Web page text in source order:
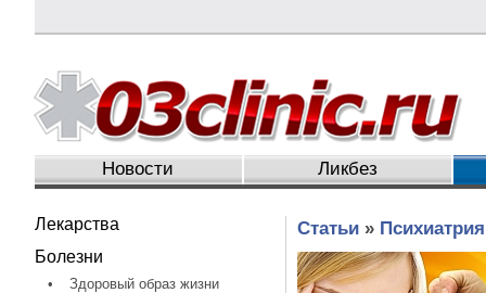
Новости Ликбез
Лекарства
Болезни
•
Здоровый образ жизни
Статьи»